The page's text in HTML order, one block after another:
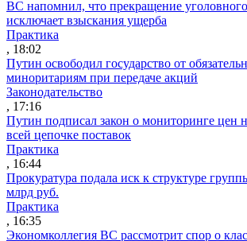
ВС напомнил, что прекращение
исключает взыскания ущерба
Практика
, 18:02
Путин освободил государство от
миноритариям при передаче акций
Законодательство
, 17:16
Путин подписал закон о мониторинге цен
всей цепочке поставок
Практика
, 16:44
Прокуратура подала иск к структуре
млрд руб.
Практика
, 16:35
Экономколлегия ВС рассмотрит спор о